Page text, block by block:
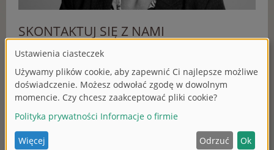
SKONTAKTUJ SIĘ Z NAMI
Pani Anja Fees
SIMBA-DICKIE-GROUP GmbH
Werkstraße 1
90765 Fürth
T +49 911 9765-255
F +49 911 9765-500
Ea.fee